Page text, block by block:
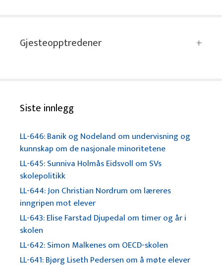
Gjesteopptredener
Siste innlegg
LL-646: Banik og Nodeland om undervisning og
kunnskap om de nasjonale minoritetene
LL-645: Sunniva Holmås Eidsvoll om SVs
skolepolitikk
LL-644: Jon Christian Nordrum om læreres
inngripen mot elever
LL-643: Elise Farstad Djupedal om timer og år i
skolen
LL-642: Simon Malkenes om OECD-skolen
LL-641: Bjørg Liseth Pedersen om å møte elever